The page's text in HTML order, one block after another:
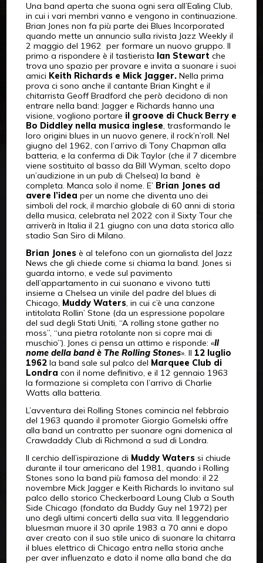
Una band aperta che suona ogni sera all’Ealing Club,
in cui i vari membri vanno e vengono in continuazione.
Brian Jones non fa più parte dei Blues Incorporated
quando mette un annuncio sulla rivista Jazz Weekly il
2 maggio del 1962 per formare un nuovo gruppo. Il
primo a rispondere è il tastierista Ian Stewart che
trova uno spazio per provare e invita a suonare i suoi
amici Keith Richards e Mick Jagger.Nella prima
prova ci sono anche il cantante Brian Kinght e il
chitarrista Geoff Bradford che però decidono di non
entrare nella band: Jagger e Richards hanno una
visione, vogliono portare il groove di Chuck Berry e
Bo Diddley nella musica inglese, trasformando le
loro origini blues in un nuovo genere, il rock’n’roll. Nel
giugno del 1962, con l’arrivo di Tony Chapman alla
batteria, e la conferma di Dik Taylor (che il 7 dicembre
viene sostituito al basso da Bill Wyman, scelto dopo
un’audizione in un pub di Chelsea) la band è
completa. Manca solo il nome. E’ Brian Jones ad
avere l’idea per un nome che diventa uno dei
simboli del rock, il marchio globale di 60 anni di storia
della musica, celebrata nel 2022 con il Sixty Tour che
arriverà in Italia il 21 giugno con una data storica allo
stadio San Siro di Milano.
Brian Jonesè al telefono con un giornalista del Jazz
News che gli chiede come si chiama la band. Jones si
guarda intorno, e vede sul pavimento
dell’appartamento in cui suonano e vivono tutti
insieme a Chelsea un vinile del padre del blues di
Chicago, Muddy Waters, in cui c’è una canzone
intitolata Rollin’ Stone (da un espressione popolare
del sud degli Stati Uniti, “A rolling stone gather no
moss”, “una pietra rotolante non si copre mai di
muschio”). Jones ci pensa un attimo e risponde: «Il
nome della band è The Rolling Stones». Il 12 luglio
1962la band sale sul palco del Marquee Club di
Londra con il nome definitivo, e il 12 gennaio 1963
la formazione si completa con l’arrivo di Charlie
Watts alla batteria.
L’avventura dei Rolling Stones comincia nel febbraio
del 1963 quando il promoter Giorgio Gomelski offre
alla band un contratto per suonare ogni domenica al
Crawdaddy Club di Richmond a sud di Londra.
Il cerchio dell’ispirazione di Muddy Waterssi chiude
durante il tour americano del 1981, quando i Rolling
Stones sono la band più famosa del mondo: il 22
novembre Mick Jagger e Keith Richards lo invitano sul
palco dello storico Checkerboard Loung Club a South
Side Chicago (fondato da Buddy Guy nel 1972) per
uno degli ultimi concerti della sua vita. Il leggendario
bluesman muore il 30 aprile 1983 a 70 anni e dopo
aver creato con il suo stile unico di suonare la chitarra
il blues elettrico di Chicago entra nella storia anche
per aver influenzato e dato il nome alla band che da